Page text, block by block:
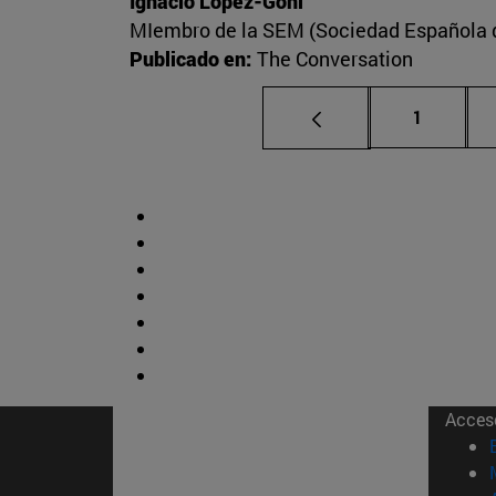
MIembro de la SEM (Sociedad
Publicado en: The Conversation
Página
1